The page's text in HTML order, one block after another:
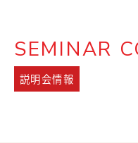
SEMINAR
説明会情報